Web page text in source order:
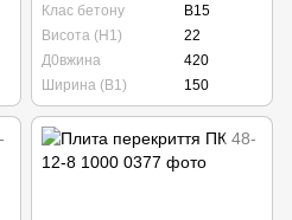
Клас бетону
B15
Висота (Н1)
22
Д0вжина
420
Ширина (В1)
150